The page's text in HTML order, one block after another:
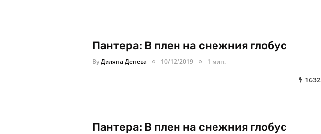
Пантера: В плен на снежния глобус
ByДиляна Денева 10/12/2019 1 мин.
1632
Пантера: В плен на снежния глобус